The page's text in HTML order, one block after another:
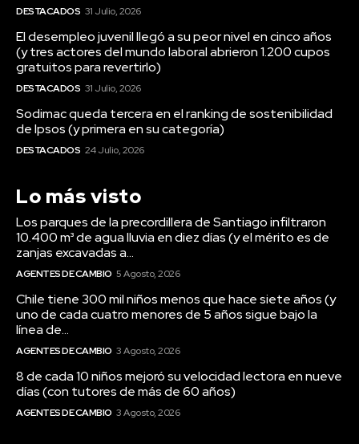
DESTACADOS 31 Julio, 2026
El desempleo juvenil llegó a su peor nivel en cinco años
(y tres actores del mundo laboral abrieron 1.200 cupos
gratuitos para revertirlo)
DESTACADOS 31 Julio, 2026
Sodimac queda tercera en el ranking de sostenibilidad
de Ipsos (y primera en su categoría)
DESTACADOS 24 Julio, 2026
Lo más visto
Los parques de la precordillera de Santiago infiltraron
10.400 m³ de agua lluvia en diez días (y el mérito es de
zanjas excavadas a...
AGENTES DE CAMBIO 5 Agosto, 2026
Chile tiene 300 mil niños menos que hace siete años (y
uno de cada cuatro menores de 5 años sigue bajo la
línea de...
AGENTES DE CAMBIO 3 Agosto, 2026
8 de cada 10 niños mejoró su velocidad lectora en nueve
días (con tutores de más de 60 años)
AGENTES DE CAMBIO 3 Agosto, 2026